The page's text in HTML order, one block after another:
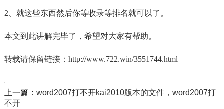
2、就这些东西然后你等收录等排名就可以了。
本文到此讲解完毕了，希望对大家有帮助。
转载请保留链接： http://www.722.win/3551744.html
上一篇： word2007打不开kai2010版本的文件，word2007打
不开